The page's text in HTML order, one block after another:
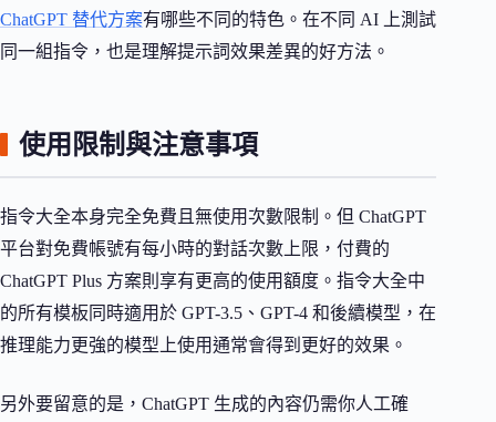
ChatGPT 替代方案有哪些不同的特色。在不同 AI 上測試
同一組指令，也是理解提示詞效果差異的好方法。
使用限制與注意事項
指令大全本身完全免費且無使用次數限制。但 ChatGPT
平台對免費帳號有每小時的對話次數上限，付費的
ChatGPT Plus 方案則享有更高的使用額度。指令大全中
的所有模板同時適用於 GPT-3.5、GPT-4 和後續模型，在
推理能力更強的模型上使用通常會得到更好的效果。
另外要留意的是，ChatGPT 生成的內容仍需你人工確